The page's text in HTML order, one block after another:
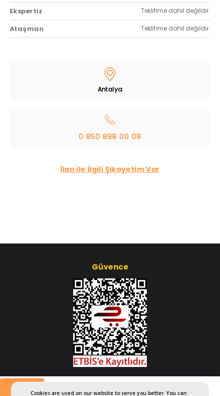
Cookies are used on our website to serve you better. You can
Ekspertiz Teklifime dahil değildir.
Ataşman Teklifime dahil değildir.
Antalya
0 850 888 00 08
İlan ile İlgili Şikayetim Var
Güvence